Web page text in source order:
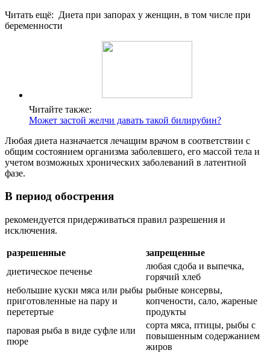
Читать ещё: Диета при запорах у женщин, в том числе при
беременности
Читайте также:
Может застой желчи давать такой билирубин?
Любая диета назначается лечащим врачом в соответствии с
общим состоянием организма заболевшего, его массой тела и
учетом возможных хронических заболеваний в латентной
фазе.
В период обострения
рекомендуется придерживаться правил разрешения и
исключения.
разрешенные
запрещенные
диетическое печенье
любая сдоба и выпечка,
горячий хлеб
небольшие куски мяса или рыбы
приготовленные на пару и
перетертые
рыбные консервы,
копчености, сало, жареные
продукты
паровая рыба в виде суфле или
пюре
сорта мяса, птицы, рыбы с
повышенным содержанием
жиров